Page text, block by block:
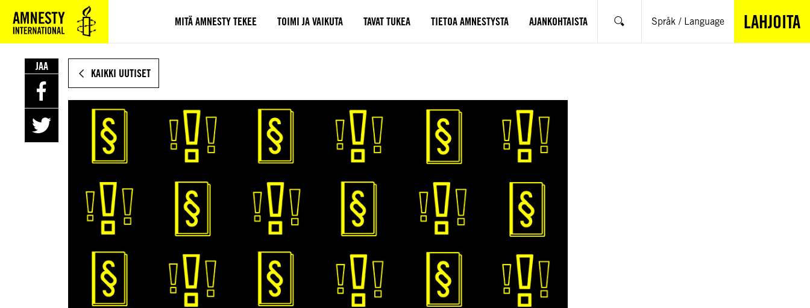
VARSINAISEEN
SISÄLTÖÖN
MITÄ AMNESTY TEKEE TOIMI JA VAIKUTA TAVAT TUKEA TIETOA AMNESTYSTA AJANKOHTAISTA Hae Språk / Language LAHJOITA
KAIKKI UUTISET
JAA